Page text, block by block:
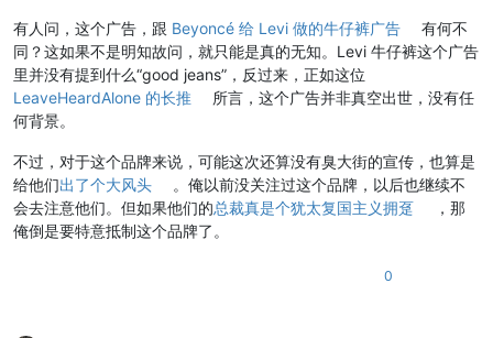
有人问，这个广告，跟 Beyoncé 给 Levi 做的牛仔裤广告
有何不
同？这如果不是明知故问，就只能是真的无知。Levi 牛仔裤这个广告
里并没有提到什么“good jeans”，反过来，正如这位
LeaveHeardAlone 的长推
所言，这个广告并非真空出世，没有任
何背景。
不过，对于这个品牌来说，可能这次还算没有臭大街的宣传，也算是
给他们出了个大风头
。俺以前没关注过这个品牌，以后也继续不
会去注意他们。但如果他们的总裁真是个犹太复国主义拥趸
，那
俺倒是要特意抵制这个品牌了。
0